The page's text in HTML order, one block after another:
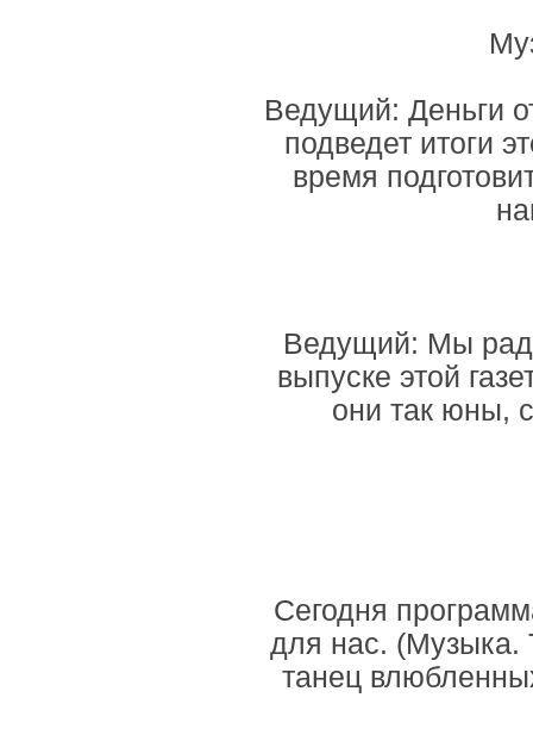
Ведущий: Деньги
подведет итоги
время
Ведущий: Мы
выпуске этой
они так юны,
Сегодня
для нас. (Музыка.
танец